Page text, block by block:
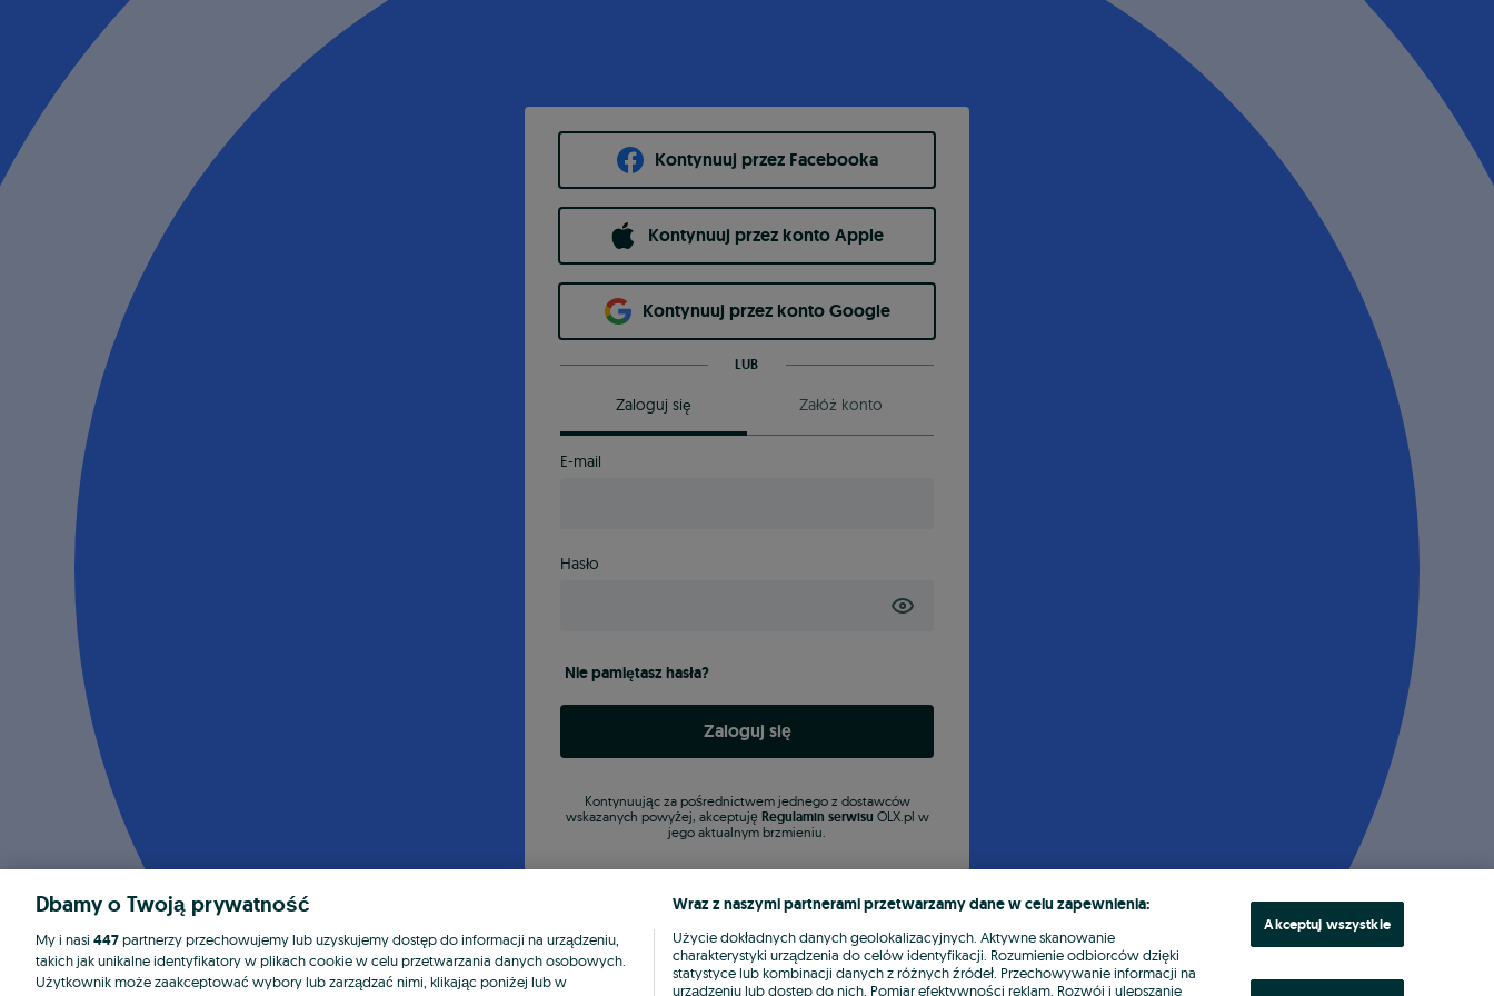
Kontynuuj przez Facebooka
Kontynuuj przez konto Apple
Kontynuuj przez konto Google
LUB
Zaloguj się Załóż konto
E-mail
Hasło
Nie pamiętasz hasła?
Zaloguj się
Kontynuując za pośrednictwem jednego z dostawców
wskazanych powyżej, akceptuję Regulamin serwisu OLX.pl w
jego aktualnym brzmieniu.
Dbamy o Twoją prywatność
My i nasi 447partnerzy przechowujemy lub uzyskujemy dostęp do informacji na urządzeniu,
takich jak unikalne identyfikatory w plikach cookie w celu przetwarzania danych osobowych.
Użytkownik może zaakceptować wybory lub zarządzać nimi, klikając poniżej lub w
Wraz z naszymi partnerami przetwarzamy dane w celu zapewnienia:
Użycie dokładnych danych geolokalizacyjnych. Aktywne skanowanie
charakterystyki urządzenia do celów identyfikacji. Rozumienie odbiorców dzięki
statystyce lub kombinacji danych z różnych źródeł. Przechowywanie informacji na
urządzeniu lub dostęp do nich. Pomiar efektywności reklam. Rozwój i ulepszanie
Akceptuj wszystkie